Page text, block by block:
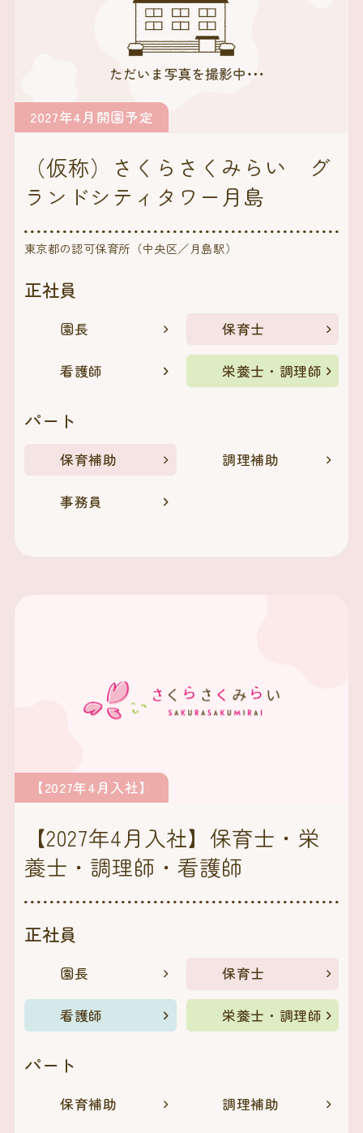
2027年4月開園予定
（仮称）さくらさくみらい グ
ランドシティタワー月島
東京都の認可保育所（中央区／月島駅）
正社員
園長 保育士
看護師 栄養士・調理師
パート
保育補助 調理補助
事務員
【2027年4月入社】
【2027年4月入社】保育士・栄
養士・調理師・看護師
正社員
園長 保育士
看護師 栄養士・調理師
パート
保育補助 調理補助